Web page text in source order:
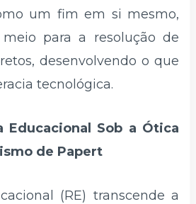
um fim em si mesmo,
para a resolução de
desenvolvendo o que
tecnológica.
Educacional Sob a Ótica
de Papert
(RE) transcende a